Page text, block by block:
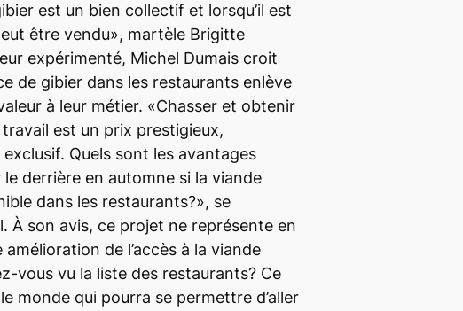
est un bien collectif et lorsqu’il est
être vendu», martèle Brigitte
expérimenté, Michel Dumais croit
de gibier dans les restaurants enlève
à leur métier. «Chasser et obtenir
est un prix prestigieux,
Quels sont les avantages
le derrière en automne si la viande
dans les restaurants?», se
À son avis, ce projet ne représente en
amélioration de l’accès à la viande
vous vu la liste des restaurants? Ce
monde qui pourra se permettre d’aller